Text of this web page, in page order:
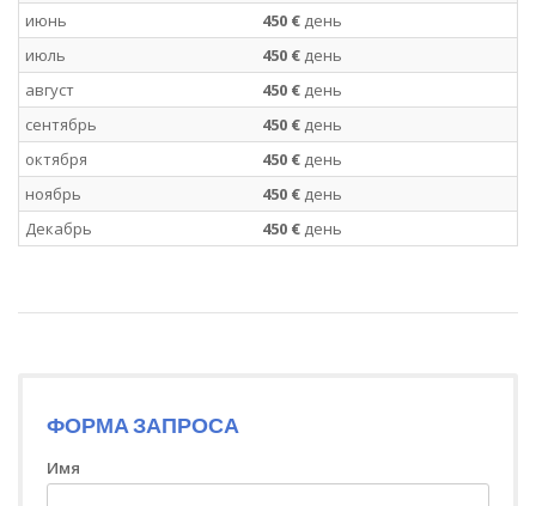
июнь
450 € день
июль
450 € день
август
450 € день
сентябрь
450 € день
октября
450 € день
ноябрь
450 € день
Декабрь
450 € день
ФОРМА ЗАПРОСА
Имя